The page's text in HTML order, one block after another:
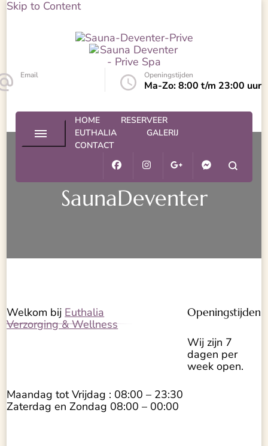
Skip to Content
Sauna Deventer – Prive Spa
Sauna Deventer
Email Openingstijden
Ma-Zo: 8:00 t/m 23:00 uur
HOME
RESERVEER
EUTHALIA
GALERIJ
CONTACT
SaunaDeventer
Welkom bij Euthalia
Verzorging & Wellness
Openingstijden
Wij zijn 7
dagen per
week open.
Maandag tot Vrijdag : 08:00 – 23:30
Zaterdag en Zondag 08:00 – 00:00